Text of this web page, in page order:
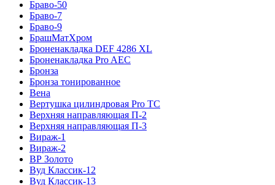
Браво-50
Браво-7
Браво-9
БрашМатХром
Броненакладка DEF 4286 XL
Броненакладка Pro AEC
Бронза
Бронза тонированное
Вена
Вертушка цилиндровая Pro TC
Верхняя направляющая П-2
Верхняя направляющая П-3
Вираж-1
Вираж-2
ВР Золото
Вуд Классик-12
Вуд Классик-13